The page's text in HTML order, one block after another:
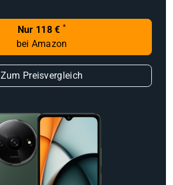
Nur 118 € *
bei Amazon
Zum Preisvergleich